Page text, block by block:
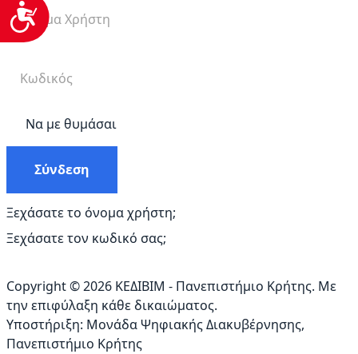
Προσβασιμότητα
Να με θυμάσαι
Σύνδεση
Ξεχάσατε το όνομα χρήστη;
Ξεχάσατε τον κωδικό σας;
Copyright © 2026 ΚΕΔΙΒΙΜ - Πανεπιστήμιο Κρήτης. Με
την επιφύλαξη κάθε δικαιώματος.
Υποστήριξη: Μονάδα Ψηφιακής Διακυβέρνησης,
Πανεπιστήμιο Κρήτης